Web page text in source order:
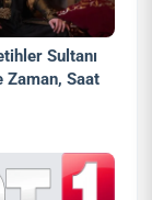
Sultanı
Zaman, Saat